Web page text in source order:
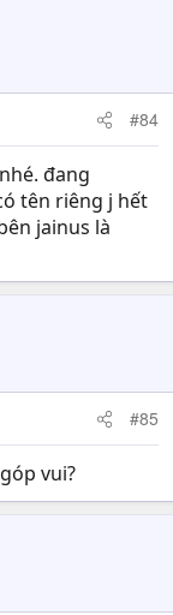
#84
đang
tên riêng j hết
jainus là
#85
vui?